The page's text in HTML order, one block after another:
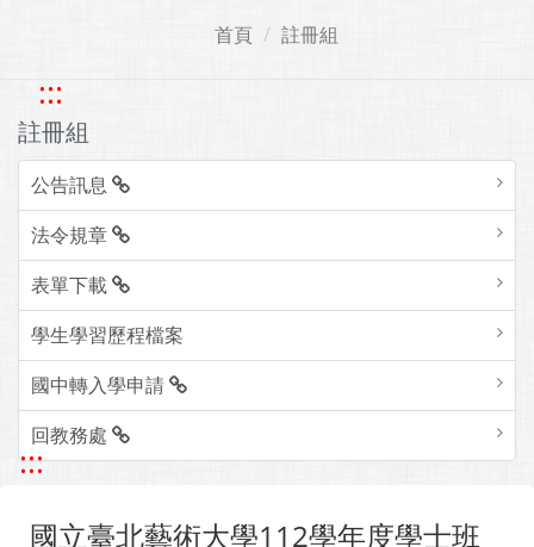
首頁 註冊組
:::
註冊組
公告訊息
法令規章
表單下載
學生學習歷程檔案
國中轉入學申請
回教務處
:::
國立臺北藝術大學112學年度學士班